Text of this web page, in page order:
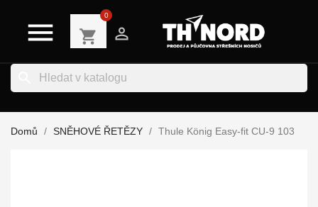
 shopping_cart
0

Domů SNĚHOVÉ ŘETĚZY Thule König Easy-fit CU-9 103